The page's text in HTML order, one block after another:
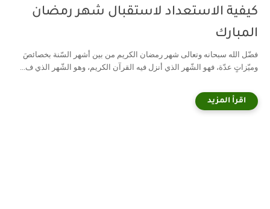
كيفية الاستعداد لاستقبال شهر رمضان
المبارك
فضّل الله سبحانه وتعالى شهر رمضان الكريم من بين أشهر السّنة بخصائصَ
وميّزاتٍ عدّة، فهو الشّهر الذي أنزل فيه القرآن الكريم، وهو الشّهر الذي ف...